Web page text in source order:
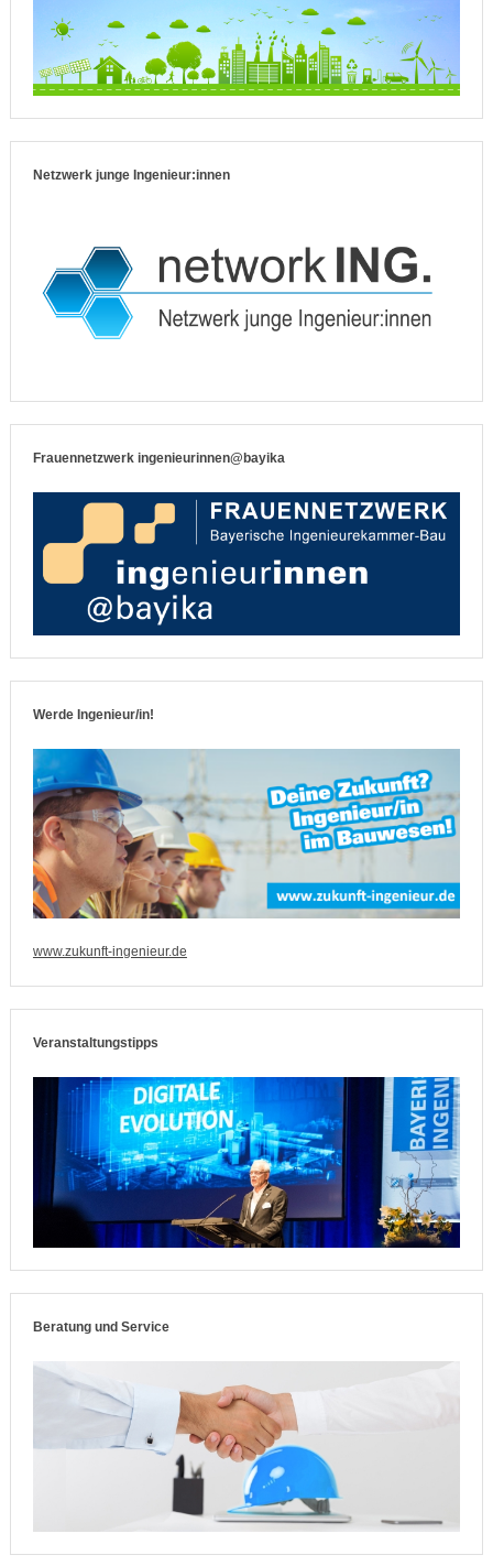
Netzwerk junge Ingenieur:innen
Frauennetzwerk ingenieurinnen@bayika
Werde Ingenieur/in!
www.zukunft-ingenieur.de
Veranstaltungstipps
Beratung und Service